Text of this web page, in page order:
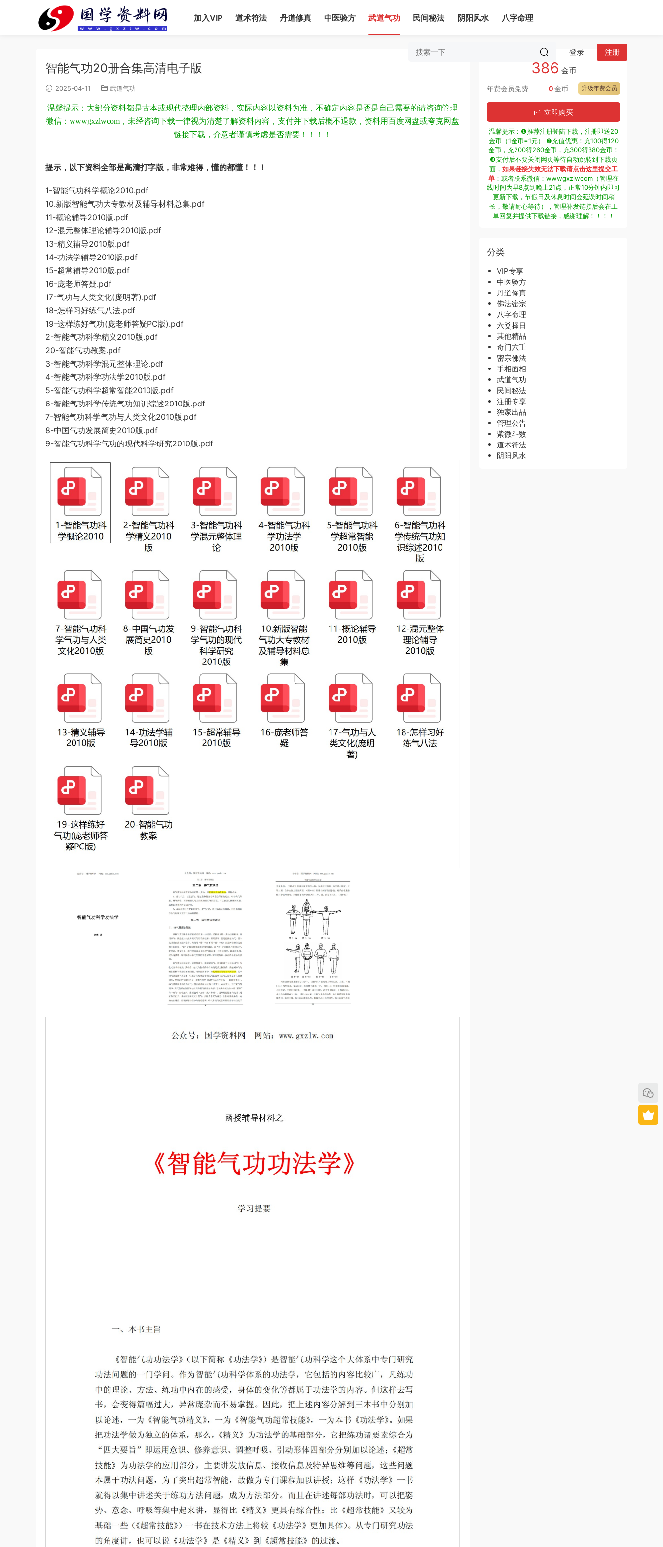
加入VIP 道术符法 丹道修真 中医验方 武道气功 民间秘法 阴阳风水 八字命理
登录 注册
智能气功20册合集高清电子版
2025-04-11 武道气功
温馨提示：大部分资料都是古本或现代整理内部资料，实际内容以资料为准，不确定内容是否是自己需要的请咨询管理
微信：wwwgxzlwcom，未经咨询下载一律视为清楚了解资料内容，支付并下载后概不退款，资料用百度网盘或夸克网盘
链接下载，介意者谨慎考虑是否需要！！！！
提示，以下资料全部是高清打字版，非常难得，懂的都懂！！！
1-智能气功科学概论2010.pdf
10.新版智能气功大专教材及辅导材料总集.pdf
11-概论辅导2010版.pdf
12-混元整体理论辅导2010版.pdf
13-精义辅导2010版.pdf
14-功法学辅导2010版.pdf
15-超常辅导2010版.pdf
16-庞老师答疑.pdf
17-气功与人类文化(庞明著).pdf
18-怎样习好练气八法.pdf
19-这样练好气功(庞老师答疑PC版).pdf
2-智能气功科学精义2010版.pdf
20-智能气功教案.pdf
3-智能气功科学混元整体理论.pdf
4-智能气功科学功法学2010版.pdf
5-智能气功科学超常智能2010版.pdf
6-智能气功科学传统气功知识综述2010版.pdf
7-智能气功科学气功与人类文化2010版.pdf
8-中国气功发展简史2010版.pdf
9-智能气功科学气功的现代科学研究2010版.pdf
386 金币
年费会员免费 升级年费会员
0金币
立即购买
温馨提示：❶推荐注册登陆下载，注册即送20
金币（1金币=1元） ❷充值优惠！充100得120
金币，充200得260金币，充300得380金币！
❸支付后不要关闭网页等待自动跳转到下载页
面， 如果链接失效无法下载请点击这里提交工
单 ：或者联系微信：wwwgxzlwcom（管理在
线时间为早8点到晚上21点，正常10分钟内即可
更新下载，节假日及休息时间会延误时间稍
长，敬请耐心等待），管理补发链接后会在工
单回复并提供下载链接，感谢理解！！！！
分类
VIP专享
中医验方
丹道修真
佛法密宗
八字命理
六爻择日
其他精品
奇门六壬
密宗佛法
手相面相
武道气功
民间秘法
注册专享
独家出品
管理公告
紫微斗数
道术符法
阴阳风水